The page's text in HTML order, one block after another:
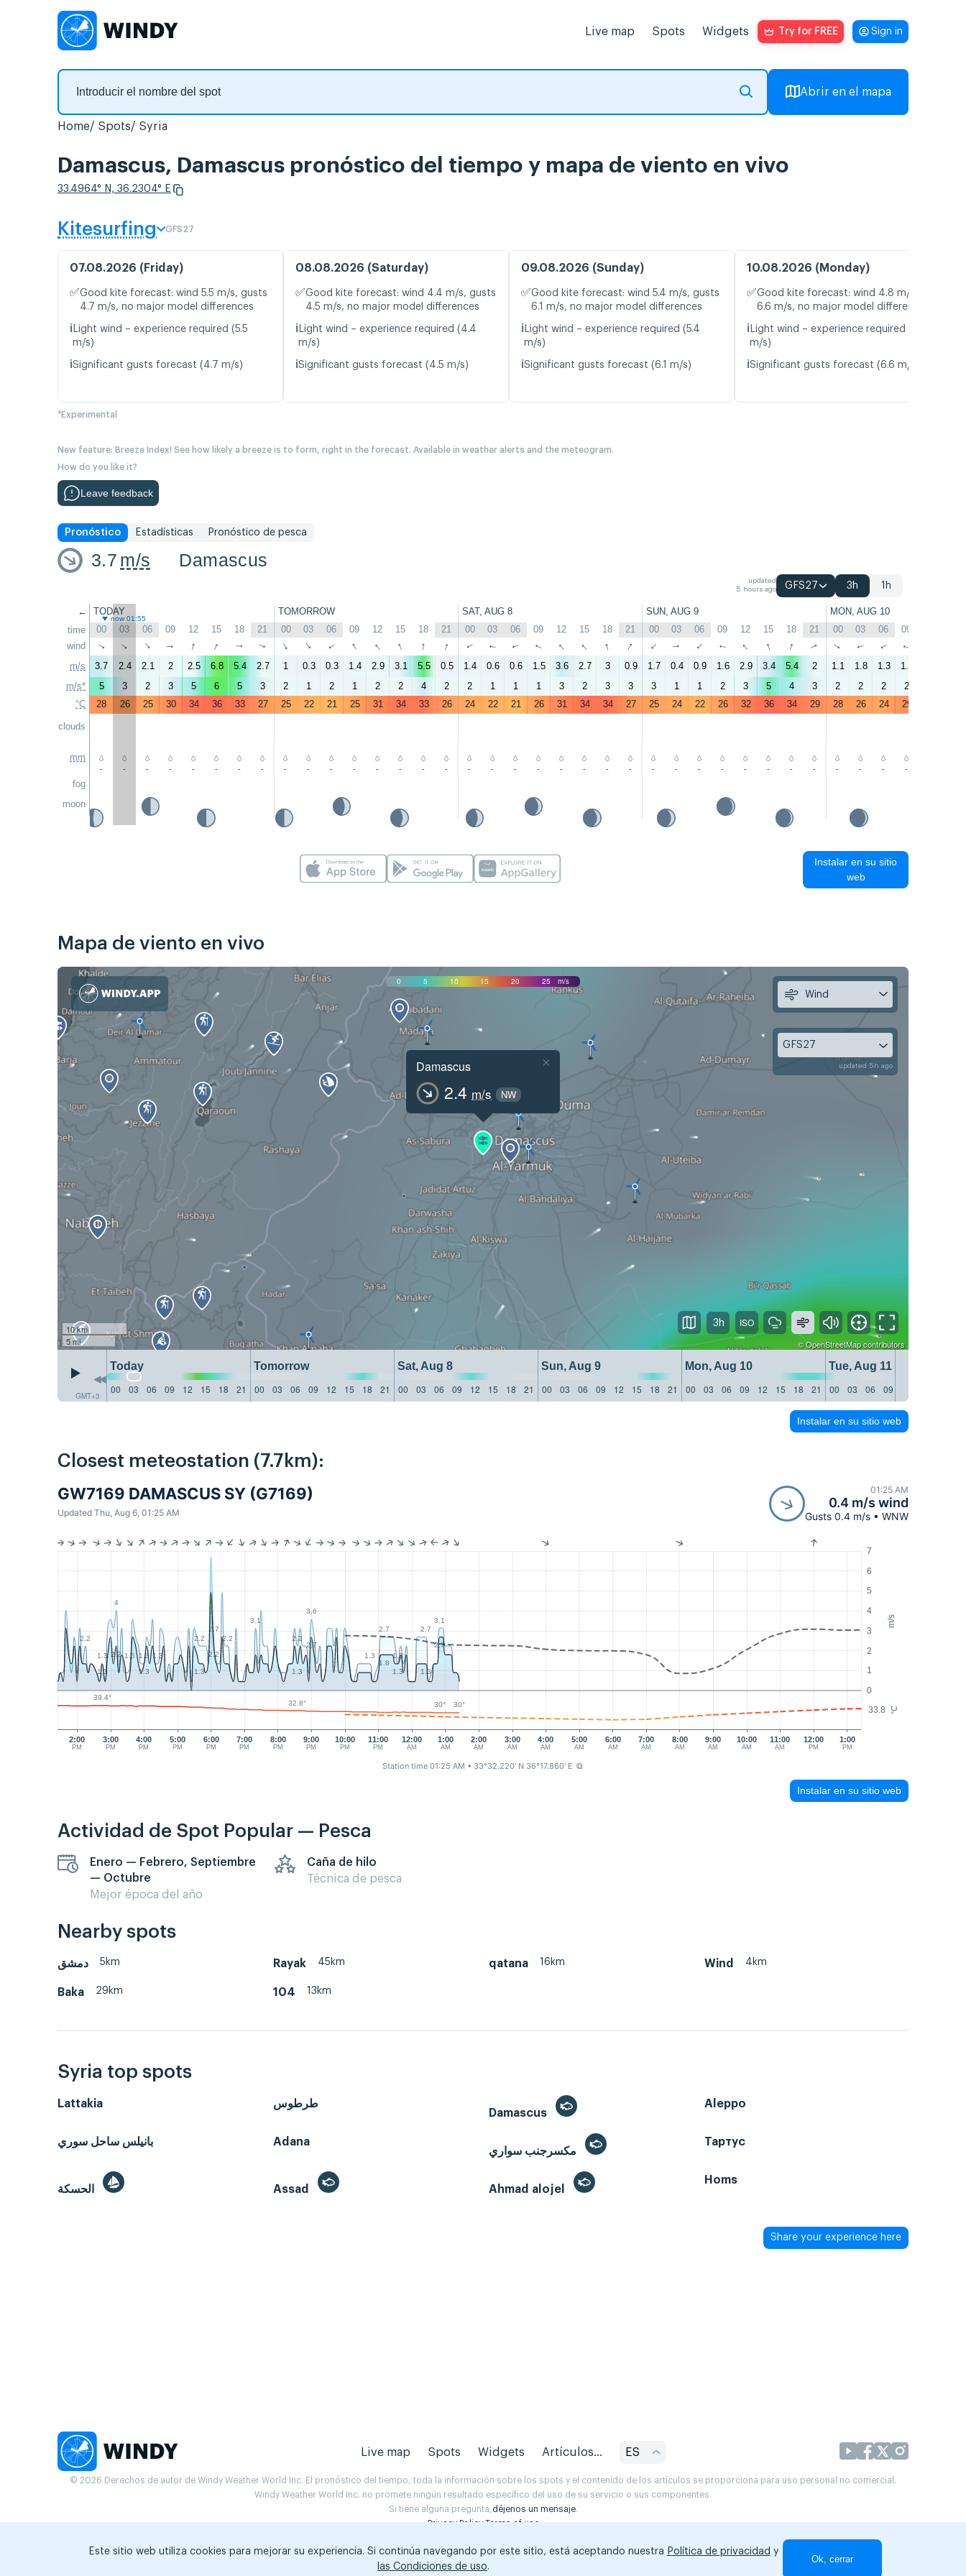
Live map Spots Widgets Try for FREE Sign in
Abrir en el mapa
Home Spots Syria
Damascus, Damascus pronóstico del tiempo y mapa de viento en vivo
33.4964° N, 36.2304° E
Kitesurfing GFS27
07.08.2026 (Friday)
✅Good kite forecast: wind 5.5 m/s, gusts
4.7 m/s, no major model differences
ℹ️ Light wind – experience required (5.5
m/s)
ℹ️Significant gusts forecast (4.7 m/s)
08.08.2026 (Saturday)
✅Good kite forecast: wind 4.4 m/s, gusts
4.5 m/s, no major model differences
ℹ️ Light wind – experience required (4.4
m/s)
ℹ️Significant gusts forecast (4.5 m/s)
09.08.2026 (Sunday)
✅Good kite forecast: wind 5.4 m/s, gusts
6.1 m/s, no major model differences
ℹ️ Light wind – experience required (5.4
m/s)
ℹ️Significant gusts forecast (6.1 m/s)
10.08.2026 (Monday)
✅Good kite forecast: wind 4.8 m/s, gusts
6.6 m/s, no major model differences
ℹ️ Light wind – experience required (4.8
m/s)
ℹ️Significant gusts forecast (6.6 m/s)
*Experimental
New feature: Breeze Index! See how likely a breeze is to form, right in the forecast. Available in weather alerts and the meteogram.
How do you like it?
Leave feedback
Pronóstico Estadísticas Pronóstico de pesca
3.7 m/s Damascus
updated
5 hours ago
GFS27 3h 1h
←
time
wind
m/s
m/s*
°C
clouds
mm
fog
moon
TODAY TOMORROW SAT, AUG 8 SUN, AUG 9 MON, AUG 10
now 01:55
00 03 06 09 12 15 18 21 00 03 06 09 12 15 18 21 00 03 06 09 12 15 18 21 00 03 06 09 12 15 18 21 00 03 06 09
↑ ↑ ↑ ↑ ↑ ↑ ↑ ↑ ↑ ↑ ↑ ↑ ↑ ↑ ↑ ↑ ↑ ↑ ↑ ↑ ↑ ↑ ↑ ↑ ↑ ↑ ↑ ↑ ↑ ↑ ↑ ↑ ↑ ↑ ↑ ↑
3.7 2.4 2.1 2 2.5 6.8 5.4 2.7 1 0.3 0.3 1.4 2.9 3.1 5.5 0.5 1.4 0.6 0.6 1.5 3.6 2.7 3 0.9 1.7 0.4 0.9 1.6 2.9 3.4 5.4 2 1.1 1.8 1.3 1.5
5
3 2 3 5 6 5 3 2 1 2 1 2 2 4 2 2 1 1 1 3 2 3 3 3 1 1 2 3 5 4 3 2 2 2 2
28
26 25 30 34 36 33 27 25 22 21 25 31 34 33 26 24 22 21 26 31 34 34 27 25 24 22 26 32 36 34 29 28 26 24 29
- - - - - - - - - - - - - - - - - - - - - - - - - - - - - - - - - - - -
Instalar en su sitio
web
Mapa de viento en vivo
0 5 10 15 20 25 m/s
Damascus
2.4 m/s NW
×
10 km
5 mi
©OpenStreetMapcontributors
GMT+3
Today Tomorrow Sat, Aug 8 Sun, Aug 9 Mon, Aug 10
Tue, Aug 11
00
03 06 09 12 15 18 21 00 03 06 09 12 15 18 21 00 03 06 09 12 15 18 21 00 03 06 09 12 15 18 21 00 03 06 09 12 15 18 21 00 03 06 09
Wind
GFS27
updated 5h ago
3h
Instalar en su sitio web
Closest meteostation (7.7km):
GW7169 DAMASCUS SY (G7169)
Updated Thu, Aug 6, 01:25 AM
01:25 AM
0.4 m/s wind
Gusts 0.4 m/s • WNW
m/s
°C
0
1
2
3
4
5
6
7
33.8
2:00
PM
3:00
PM
4:00
PM
5:00
PM
6:00
PM
7:00
PM
8:00
PM
9:00
PM
10:00
PM
11:00
PM
12:00
AM
1:00
AM
2:00
AM
4:00
AM
5:00
AM
6:00
AM
7:00
AM
8:00
AM
9:00
AM
10:00
AM
11:00
AM
12:00
PM
1:00
PM
3:00
AM
2.2
1.3
4
1.3 1.3 1.3
2.2
2.7
2.2
3.1
2.2
3.6
1.3
2.7
1.3
2.7
3.1
1.3
2.2
1.3 1.3
2.2
1.3
2.7
1.8
1.3
1.3
2.7
39.4°
32.8° 30° 30°
Station time 01:25 AM • 33°32.220' N 36°17.860' E ⧉
Instalar en su sitio web
Actividad de Spot Popular — Pesca
Enero — Febrero, Septiembre
— Octubre
Mejor época del año
Caña de hilo
Técnica de pesca
Nearby spots
دمشق 5km Rayak 45km qatana 16km Wind 4km
Baka 29km 104 13km
Syria top spots
Lattakia
طرطوس
Damascus
Aleppo
بانيلس ساحل سوري
Adana
Тартус
Assad Ahmad alojel
Homs
Share your experience here
Live map Spots Widgets Artículos... ES
© 2026 Derechos de autor de Windy Weather World Inc. El pronóstico del tiempo, toda la información sobre los spots y el contenido de los artículos se proporciona para uso personal no comercial.
Windy Weather World Inc. no promete ningún resultado específico del uso de su servicio o sus componentes.
Si tiene alguna pregunta, déjenos un mensaje.
Privacy Policy Terms of use
Este sitio web utiliza cookies para mejorar su experiencia. Si continúa navegando por este sitio, está aceptando nuestra Política de privacidad y
las Condiciones de uso.
Ok, cerrar